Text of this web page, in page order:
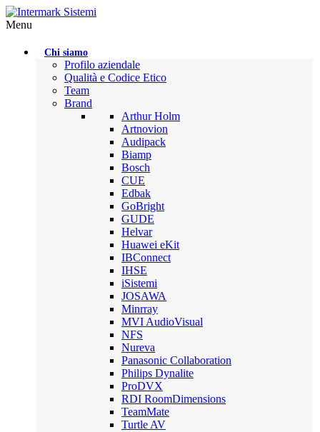
Menu
Chi siamo
Profilo aziendale
Qualità e Codice Etico
Team
Brand
Arthur Holm
Artnovion
Audipack
Biamp
Bosch
CUE
Edbak
GoBright
GUDE
Helvar
Huawei eKit
IBConnect
IHSE
iSistemi
JOSAWA
Minrray
MVI AudioVisual
NFS
Nureva
Panasonic Collaboration
Philips Dynalite
ProDVX
RDI RoomDimensions
TeamMate
Turtle AV